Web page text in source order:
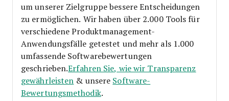
um unserer Zielgruppe bessere Entscheidungen
zu ermöglichen. Wir haben über 2.000 Tools für
verschiedene Produktmanagement-
Anwendungsfälle getestet und mehr als 1.000
umfassende Softwarebewertungen
geschrieben.Erfahren Sie, wie wir Transparenz
gewährleisten & unsere Software-
Bewertungsmethodik.